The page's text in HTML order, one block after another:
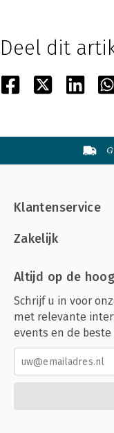
Deel dit
Klantenservice
Zakelijk
Altijd op de
Schrijf u in voor
met relevante
events en de beste